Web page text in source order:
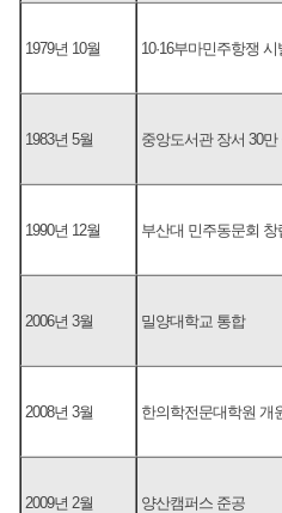
1979년 10월 10·16부마민주항쟁 시
1983년 5월 중앙도서관 장서 30만
1990년 12월 부산대 민주동문회 창
2006년 3월 밀양대학교 통합
2008년 3월 한의학전문대학원 개
2009년 2월 양산캠퍼스 준공